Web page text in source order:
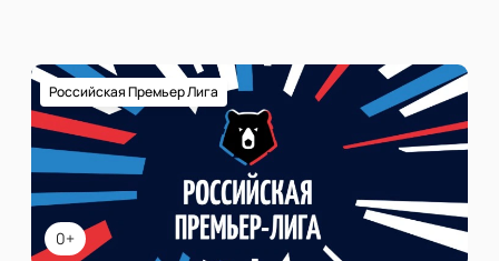
0+
Российская Премьер Лига